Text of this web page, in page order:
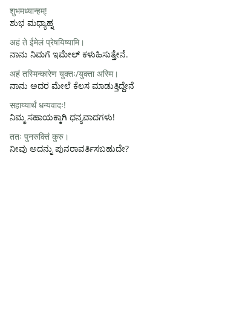
शुभमध्यान्हम्!
ಶುಭ ಮಧ್ಯಾಹ್ನ
अहं ते ईमेलं प्रेषयिष्यामि।
ನಾನು ನಿಮಗೆ ಇಮೇಲ್ ಕಳುಹಿಸುತ್ತೇನೆ.
अहं तस्मिन्कारेण युक्तः/युक्ता अस्मि।
ನಾನು ಅದರ ಮೇಲೆ ಕೆಲಸ ಮಾಡುತ್ತಿದ್ದೇನೆ
सहाय्यार्थं धन्यवादः!
ನಿಮ್ಮ ಸಹಾಯಕ್ಕಾಗಿ ಧನ್ಯವಾದಗಳು!
ततः पुनरुक्तिं कुरु।
ನೀವು ಅದನ್ನು ಪುನರಾವರ್ತಿಸಬಹುದೇ?